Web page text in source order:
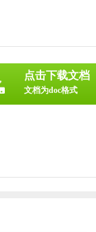
点击下载文档
文档为doc格式